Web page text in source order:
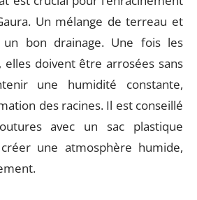
Un mélange de terreau et
bon drainage. Une fois les
elles doivent être arrosées sans
une humidité constante,
des racines. Il est conseillé
avec un sac plastique
une atmosphère humide,